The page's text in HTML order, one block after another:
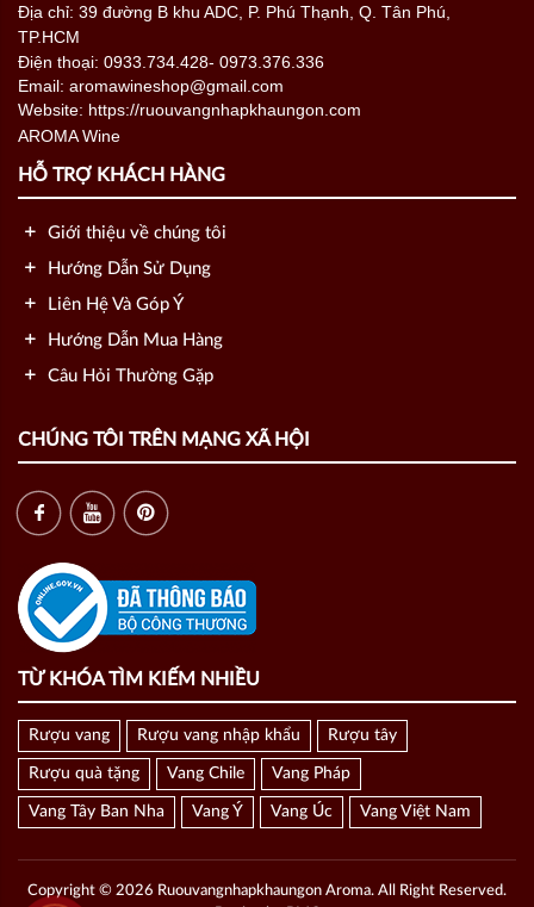
Địa chỉ: 39 đường B khu ADC, P. Phú Thạnh, Q. Tân Phú,
TP.HCM
Điện thoại: 0933.734.428- 0973.376.336
Email: aromawineshop@gmail.com
Website: https://ruouvangnhapkhaungon.com
HỖ TRỢ KHÁCH HÀNG
Giới thiệu về chúng tôi
Hướng Dẫn Sử Dụng
Liên Hệ Và Góp Ý
Hướng Dẫn Mua Hàng
Câu Hỏi Thường Gặp
CHÚNG TÔI TRÊN MẠNG XÃ HỘI
TỪ KHÓA TÌM KIẾM NHIỀU
Rượu vang Rượu vang nhập khẩu Rượu tây
Rượu quà tặng Vang Chile Vang Pháp
Vang Tây Ban Nha Vang Ý Vang Úc Vang Việt Nam
Copyright © 2026 Ruouvangnhapkhaungon Aroma. All Right Reserved.